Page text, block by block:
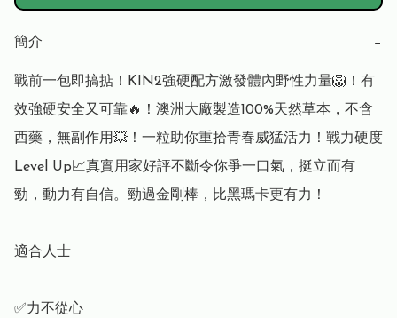
簡介 −
戰前一包即搞掂！KIN2強硬配方激發體內野性力量🦁！有
效強硬安全又可靠🔥！澳洲大廠製造100%天然草本，不含
西藥，無副作用💥！一粒助你重拾青春威猛活力！戰力硬度
Level Up📈真實用家好評不斷令你爭一口氣，挺立而有
勁，動力有自信。勁過金剛棒，比黑瑪卡更有力！
適合人士
✅力不從心